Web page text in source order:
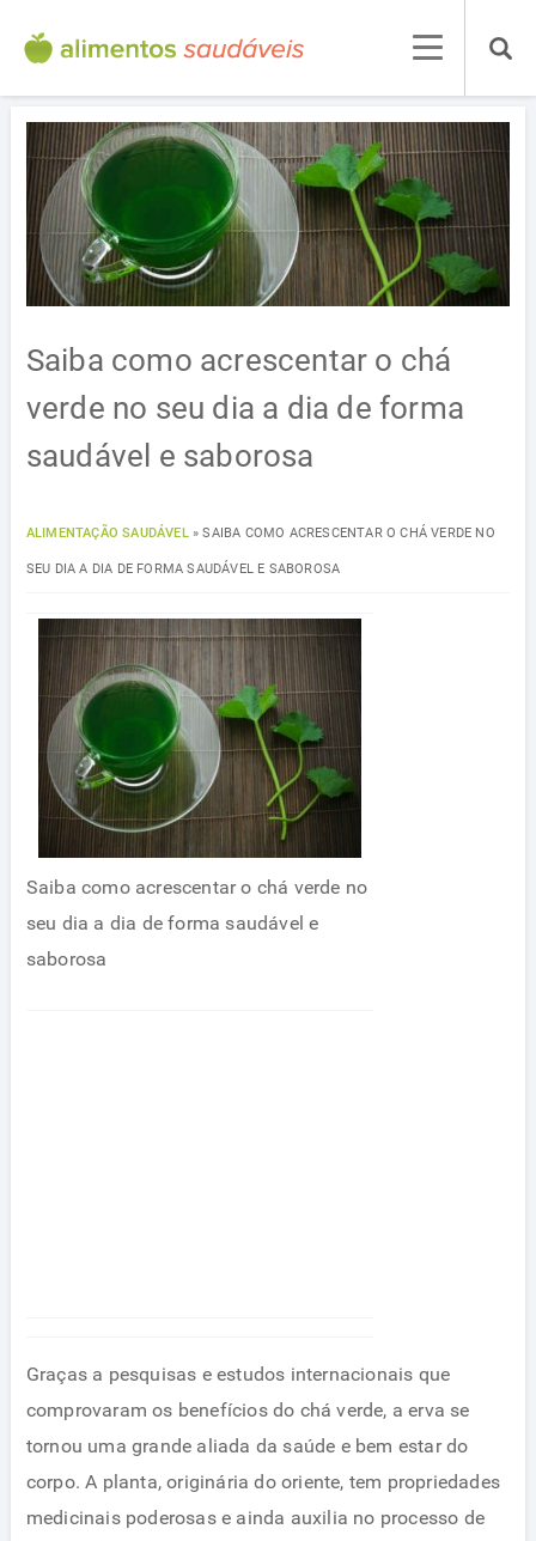
Saiba como acrescentar o chá
verde no seu dia a dia de forma
saudável e saborosa
ALIMENTAÇÃO SAUDÁVEL»SAIBA COMO ACRESCENTAR O CHÁ VERDE NO
SEU DIA A DIA DE FORMA SAUDÁVEL E SABOROSA
Saiba como acrescentar o chá verde no
seu dia a dia de forma saudável e
saborosa
Graças a pesquisas e estudos internacionais que
comprovaram os benefícios do chá verde, a erva se
tornou uma grande aliada da saúde e bem estar do
corpo. A planta, originária do oriente, tem propriedades
medicinais poderosas e ainda auxilia no processo de